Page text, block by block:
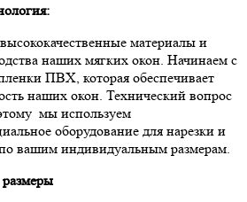
материалы и
наших мягких окон. Начинаем с
ПВХ, которая обеспечивает
наших окон. Технический вопрос
мы используем
оборудование для нарезки и
вашим индивидуальным размерам.